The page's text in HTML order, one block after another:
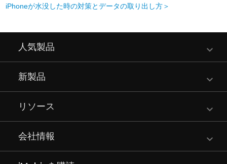
iPhoneが水没した時の対策とデータの取り出し方＞
人気製品
新製品
リソース
会社情報